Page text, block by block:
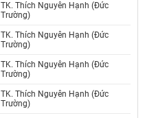
TK. Thích Nguyên Hạnh (Đức
Trường)
TK. Thích Nguyên Hạnh (Đức
Trường)
TK. Thích Nguyên Hạnh (Đức
Trường)
TK. Thích Nguyên Hạnh (Đức
Trường)